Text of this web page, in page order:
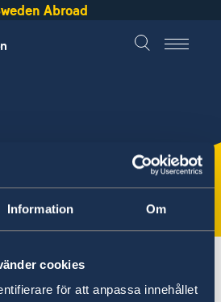
Information Om
cookies
för att anpassa innehållet
Abroad
Eritrea Going to Sweden?